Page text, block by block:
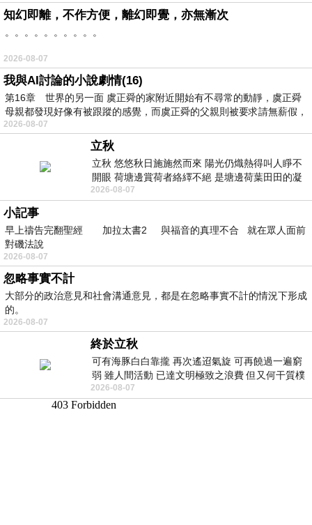
知幻即離，不作方便，離幻即覺，亦無漸次
。。。。。。。。。。
2026-08-07
我與AI討論的小說劇情(16)
第16章 世界的另一面 虞正舜的家附近開始有不尋常的動靜，虞正舜
母親都發現好像有被跟蹤的感覺，而虞正舜的父親則被要求請無薪假，
2026-08-07
立秋
立秋 悠悠秋日施施然而來 陽光仍熾熱得叫人睜不
開眼 荷塘邊賞荷者絡繹不絕 是塘邊荷葉田田的凝
望 風中飄逸的是映日荷花別樣紅
2026-08-07
小記事
早上禱告完翻聖經 加拉太書2 與福音的真理不合 就在眾人面前
對磯法說
2026-08-07
忽略事實不計
大部分的政治意見和社會溝通意見，都是在忽略事實不計的情況下形成
的。
2026-08-07
終於立秋
可有海豚白白靠攏 再次遙迢氣旋 可再饒過一遍窮
弱 雖人間活動 已達文明極致之浪費 但又何干質樸
者 只能白白陪葬
2026-08-07